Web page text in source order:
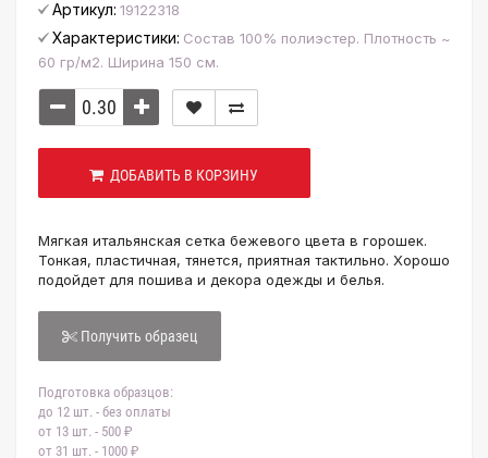
Артикул: 19122318
Характеристики: Состав 100% полиэстер. Плотность ~
60 гр/м2. Ширина 150 см.
ДОБАВИТЬ В КОРЗИНУ
Мягкая итальянская сетка бежевого цвета в горошек.
Тонкая, пластичная, тянется, приятная тактильно. Хорошо
подойдет для пошива и декора одежды и белья.
Получить образец
Подготовка образцов:
до 12 шт. - без оплаты
от 13 шт. - 500 ₽
от 31 шт. - 1000 ₽